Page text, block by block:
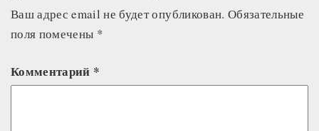
Ваш адрес email не будет опубликован. Обязательные
поля помечены *
Комментарий *